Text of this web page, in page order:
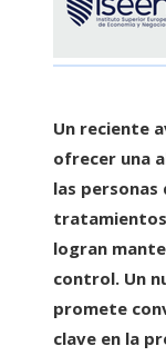
Un reciente
ofrecer una
las personas
logran
control. Un
promete
clave en la